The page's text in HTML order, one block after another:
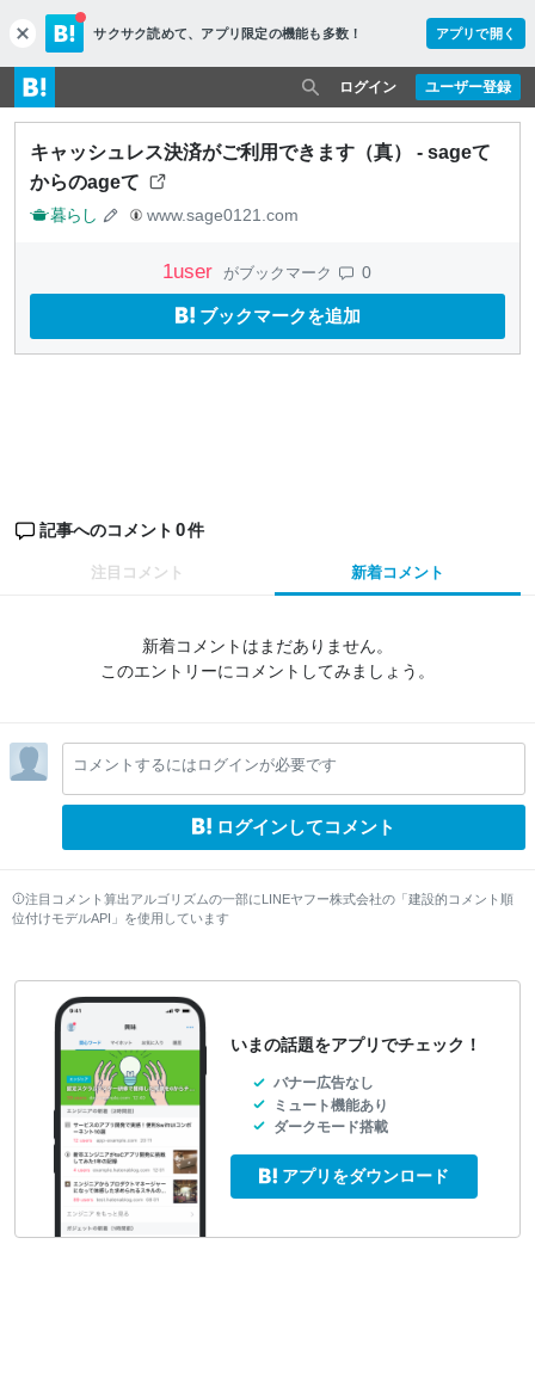
c
l
o
s
e
サクサク読めて、 アプリ限定の機能も多数！ アプリで開く
ユーザー登録
ログイン
キャッシュレス決済がご利用できます（真） - sageて
からのageて
暮らし www.sage0121.com
1user がブックマーク 0
ブックマークを追加
記事へのコメント 0件
注目コメント 新着コメント
新着コメントはまだありません。
このエントリーにコメントしてみましょう。
コメントするにはログインが必要です
ログインしてコメント
注目コメント算出アルゴリズムの一部にLINEヤフー株式会社の「建設的コメント順
位付けモデルAPI」を使用しています
いまの話題をアプリでチェック！
バナー広告なし
ミュート機能あり
ダークモード搭載
アプリをダウンロード